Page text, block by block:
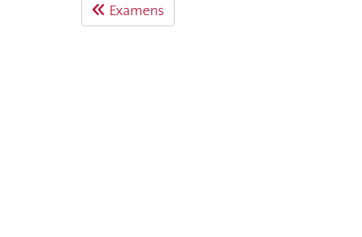
Examens